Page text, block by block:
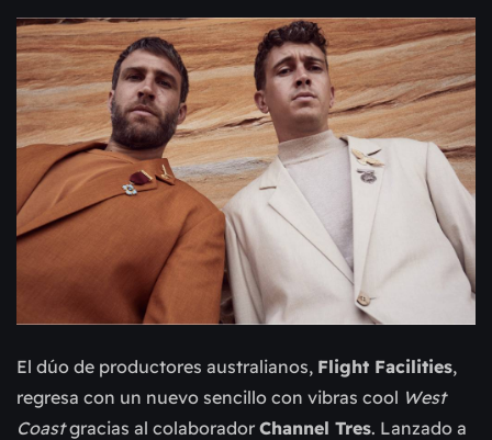
El dúo de productores australianos, Flight Facilities,
regresa con un nuevo sencillo con vibras cool West
Coastgracias al colaborador Channel Tres. Lanzado a